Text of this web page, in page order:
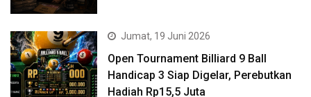
Jumat, 19 Juni 2026
Open Tournament Billiard 9 Ball
Handicap 3 Siap Digelar, Perebutkan
Hadiah Rp15,5 Juta